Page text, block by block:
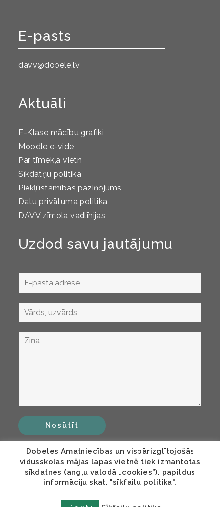
E-pasts
davv@dobele.lv
Aktuāli
E-Klase mācību grafiki
Moodle e-vide
Par tīmekļa vietni
Sīkdatņu politika
Piekļūstamības paziņojums
Datu privātuma politika
DAVV zīmola vadlīnijas
Uzdod savu jautājumu
Nosūtīt
Dobeles Amatniecības un vispārizglītojošās
vidusskolas mājas lapas vietnē tiek izmantotas
sīkdatnes (angļu valodā „cookies”), papildus
informāciju skat. "sīkfailu politika".